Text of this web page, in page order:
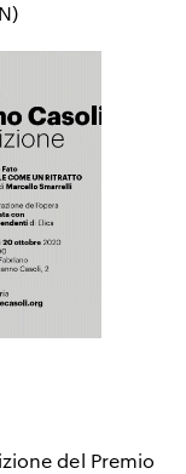
del Premio